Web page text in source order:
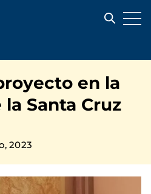
en la
Santa Cruz
2023